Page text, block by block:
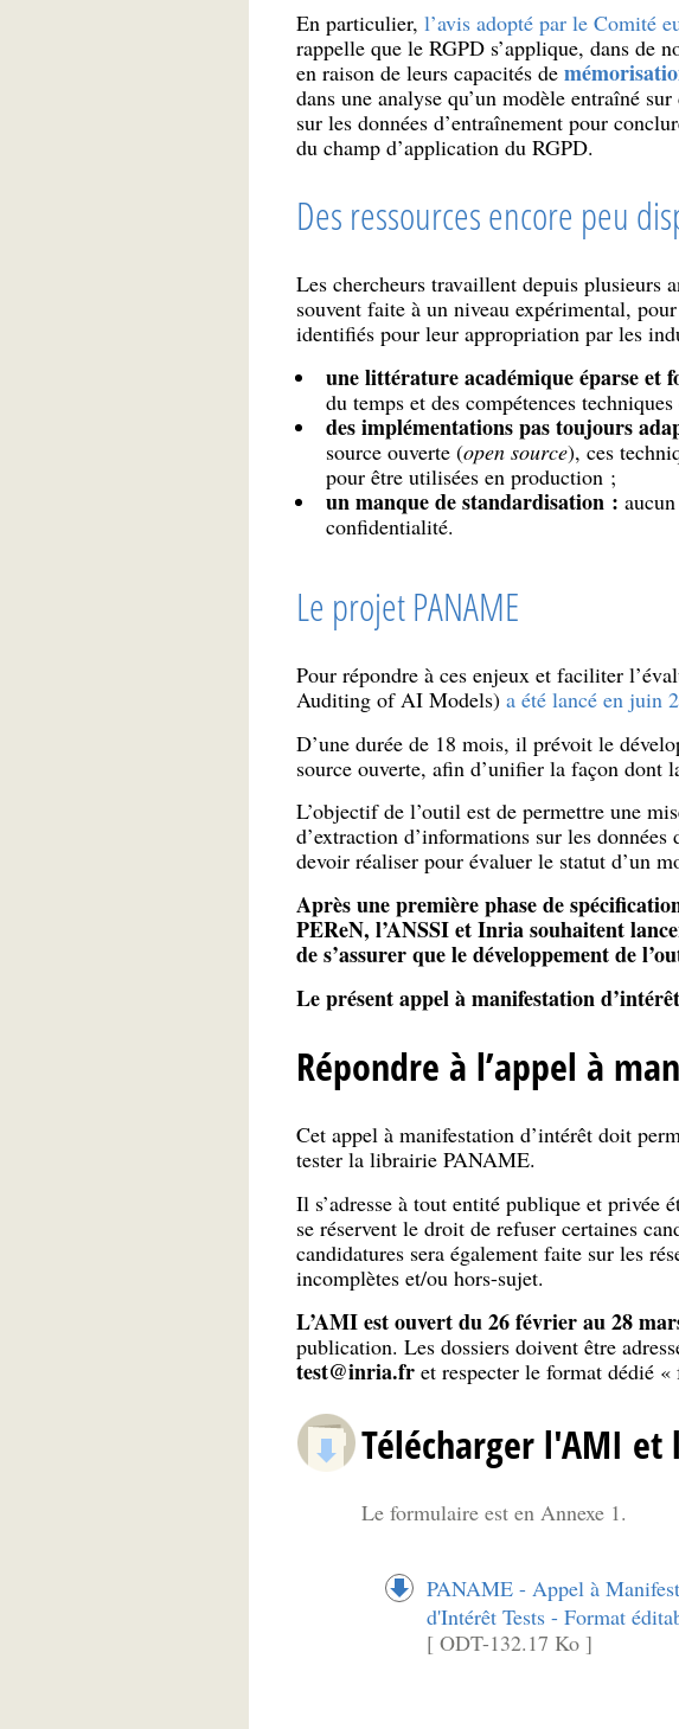
En particulier, l’avis adopté par le Comité
rappelle que le RGPD s’applique, dans de
en raison de leurs capacités de
dans une analyse qu’un modèle entraîné
sur les données d’entraînement pour
du champ d’application du RGPD.
Des ressources encore peu
Les chercheurs travaillent depuis plusieurs
souvent faite à un niveau expérimental,
identifiés pour leur appropriation par les
une littérature académique éparse et
du temps et des compétences
des implémentations pas toujours
source ouverte (open source), ces
pour être utilisées en production ;
un manque de standardisation :
confidentialité.
Le projet PANAME
Pour répondre à ces enjeux et faciliter
Auditing of AI Models) a été lancé en juin
D’une durée de 18 mois, il prévoit le
source ouverte, afin d’unifier la façon dont
L’objectif de l’outil est de permettre une
d’extraction d’informations sur les
devoir réaliser pour évaluer le statut d’un
Après une première phase de
PEReN, l’ANSSI et Inria souhaitent
de s’assurer que le développement de
Le présent appel à manifestation
Répondre à l’appel à
Cet appel à manifestation d’intérêt doit
tester la librairie PANAME.
Il s’adresse à tout entité publique et privée
se réservent le droit de refuser certaines
candidatures sera également faite sur les
incomplètes et/ou hors-sujet.
L’AMI est ouvert du 26 février au 28
publication. Les dossiers doivent être
test@inria.fret respecter le format dédié «
Télécharger l'AMI
Le formulaire est en Annexe 1.
PANAME - Appel à
d'Intérêt Tests - Format
[ ODT-132.17 Ko ]